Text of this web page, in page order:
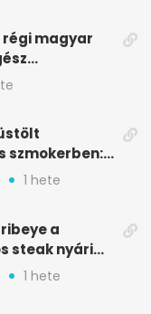
magyar
szmokerben:
6 óra
1 hete
a
steak nyári
1 hete